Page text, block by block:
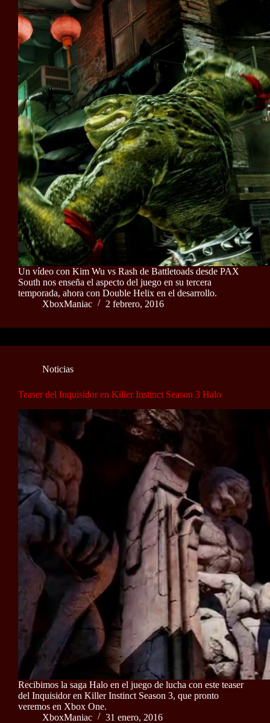
Un vídeo con Kim Wu vs Rash de Battletoads desde PAX
South nos enseña el aspecto del juego en su tercera
temporada, ahora con Double Helix en el desarrollo.
XboxManiac
2 febrero, 2016
Noticias
Teaser del Inquisidor en Killer Instinct Season 3 Halo
Recibimos la saga Halo en el juego de lucha con este teaser
del Inquisidor en Killer Instinct Season 3, que pronto
veremos en Xbox One.
XboxManiac
31 enero, 2016